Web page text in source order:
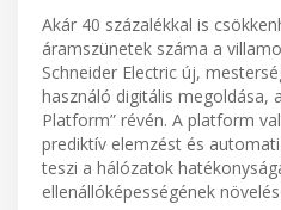
Akár 40 százalékkal is
áramszünetek száma a
Schneider Electric új,
használó digitális megoldása,
Platform” révén. A platform
prediktív elemzést és
teszi a hálózatok
ellenállóképességének